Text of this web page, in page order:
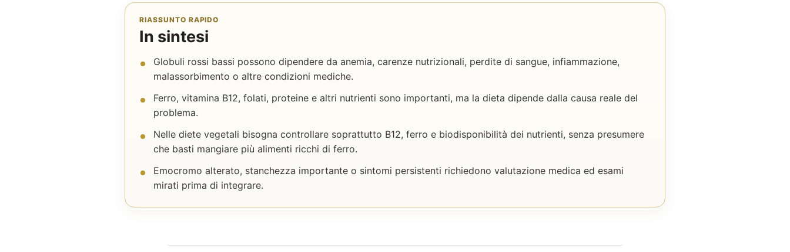
RIASSUNTO RAPIDO
In sintesi
Globuli rossi bassi possono dipendere da anemia, carenze nutrizionali, perdite di sangue, infiammazione,
malassorbimento o altre condizioni mediche.
Ferro, vitamina B12, folati, proteine e altri nutrienti sono importanti, ma la dieta dipende dalla causa reale del
problema.
Nelle diete vegetali bisogna controllare soprattutto B12, ferro e biodisponibilità dei nutrienti, senza presumere
che basti mangiare più alimenti ricchi di ferro.
Emocromo alterato, stanchezza importante o sintomi persistenti richiedono valutazione medica ed esami
mirati prima di integrare.